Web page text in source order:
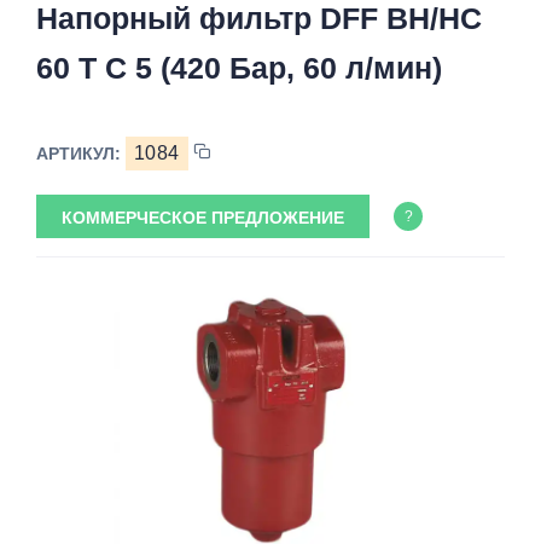
Напорный фильтр DFF BH/HC
60 T C 5 (420 Бар, 60 л/мин)
АРТИКУЛ: 1084
КОММЕРЧЕСКОЕ ПРЕДЛОЖЕНИЕ ?